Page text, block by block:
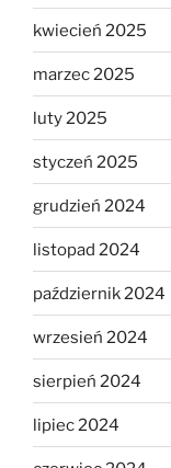
kwiecień 2025
marzec 2025
luty 2025
styczeń 2025
grudzień 2024
listopad 2024
październik 2024
wrzesień 2024
sierpień 2024
lipiec 2024